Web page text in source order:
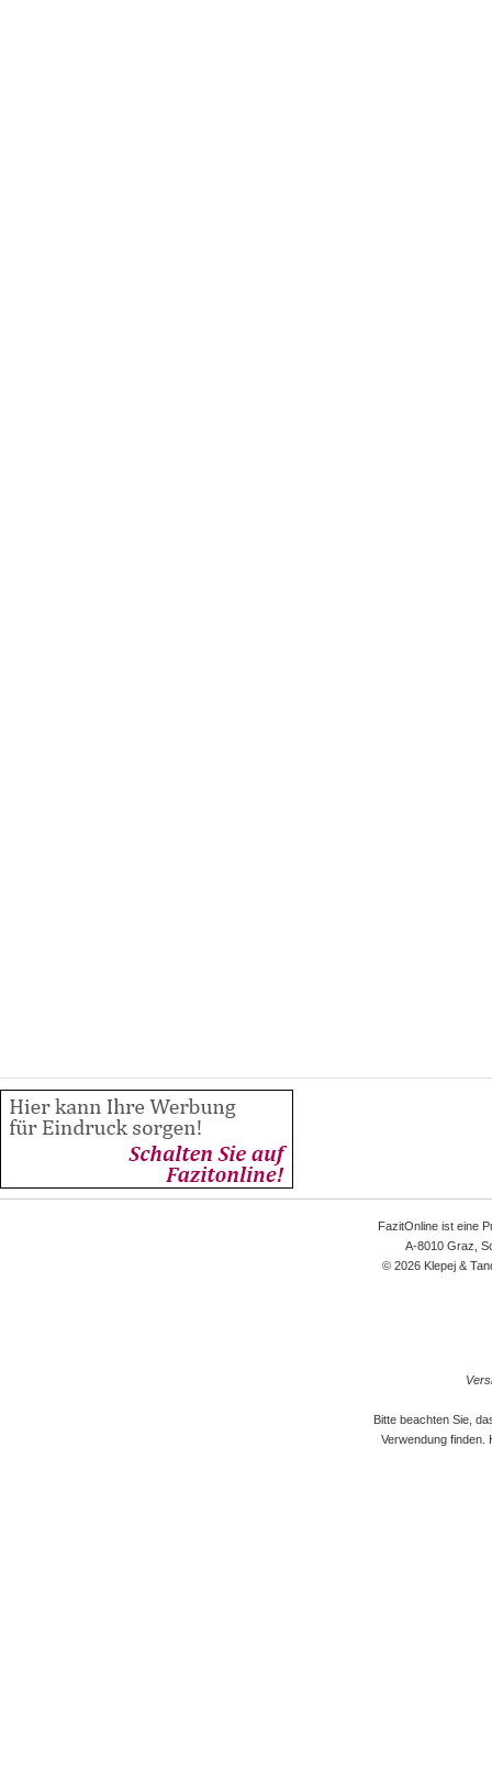
FazitOnline ist eine
A-8010 Graz,
© 2026 Klepej &
Bitte beachten Sie,
Verwendung finden.